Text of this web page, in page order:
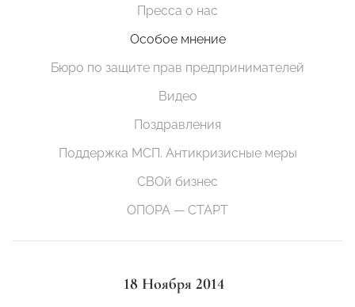
Пресса о нас
Особое мнение
Бюро по защите прав предпринимателей
Видео
Поздравления
Поддержка МСП. Антикризисные меры
СВОй бизнес
ОПОРА — СТАРТ
18 Ноября 2014